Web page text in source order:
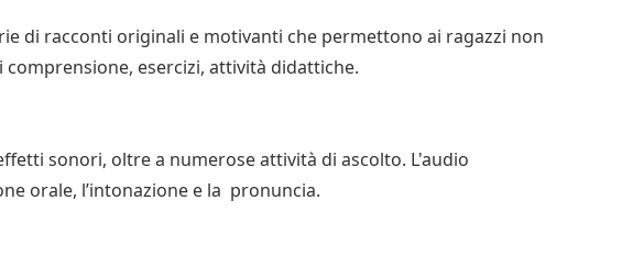
di racconti originali e motivanti che permettono ai ragazzi non
esercizi, attività didattiche.
sonori, oltre a numerose attività di ascolto. L'audio
orale, l’intonazione e la pronuncia.